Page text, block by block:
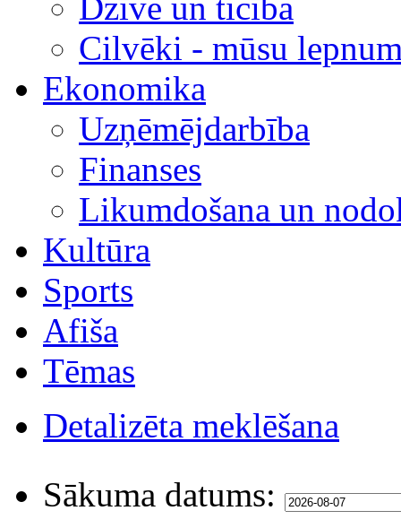
Cilvēki - mūsu
Ekonomika
Uzņēmējdarbība
Finanses
Likumdošana un
Kultūra
Sports
Afiša
Tēmas
Detalizēta meklēšana
Sākuma datums: